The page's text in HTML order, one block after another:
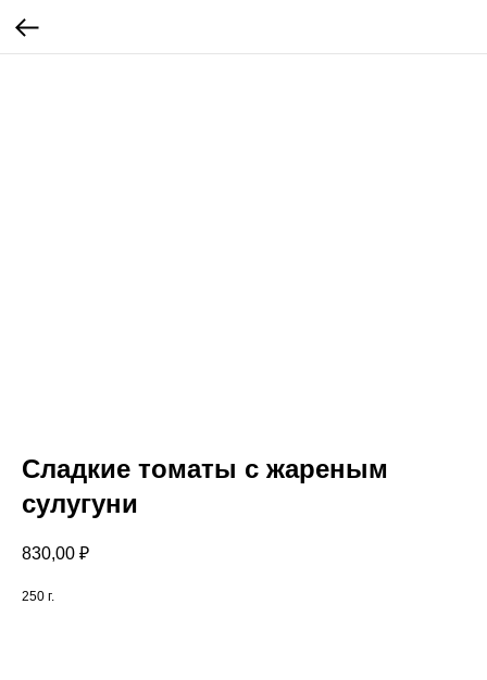
Сладкие томаты с жареным
сулугуни
830,00 ₽
250 г.